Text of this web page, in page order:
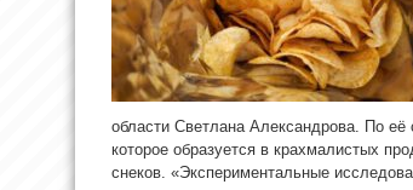
области Светлана Александрова. По
которое образуется в крахмалистых
снеков. «Экспериментальные